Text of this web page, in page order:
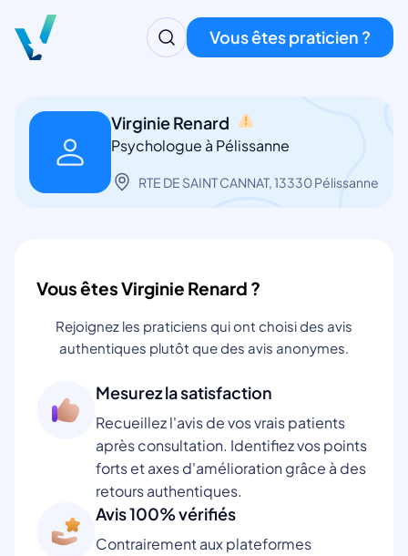
Vous êtes praticien ?
Virginie Renard
Psychologue à Pélissanne
RTE DE SAINT CANNAT, 13330 Pélissanne
Vous êtes Virginie Renard ?
Rejoignez les praticiens qui ont choisi des avis
authentiques plutôt que des avis anonymes.
Mesurez la satisfaction
Recueillez l'avis de vos vrais patients
après consultation. Identifiez vos points
forts et axes d'amélioration grâce à des
retours authentiques.
Avis 100% vérifiés
Contrairement aux plateformes